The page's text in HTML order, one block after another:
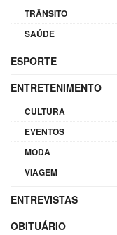
TRÂNSITO
SAÚDE
ESPORTE
ENTRETENIMENTO
CULTURA
EVENTOS
MODA
VIAGEM
ENTREVISTAS
OBITUÁRIO